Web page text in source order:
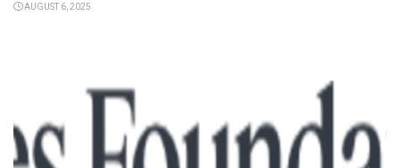
AUGUST 6, 2025